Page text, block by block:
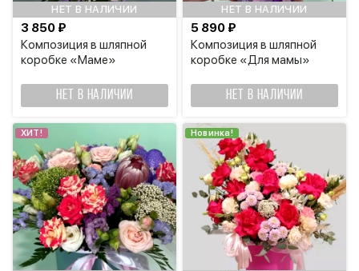
НЕТ В НАЛИЧИИ
Композиция в шляпной
коробке «Маме»
3 850 ₽
НЕТ В НАЛИЧИИ
НЕТ В НАЛИЧИИ
Композиция в шляпной
коробке «Для мамы»
5 890 ₽
НЕТ В НАЛИЧИИ
ХИТ! Новинка!